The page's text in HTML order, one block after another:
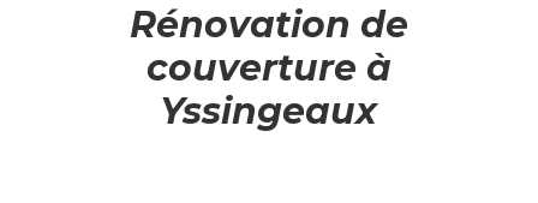
Rénovation de
couverture à
Yssingeaux